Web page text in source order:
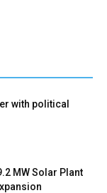
with political
MW Solar Plant